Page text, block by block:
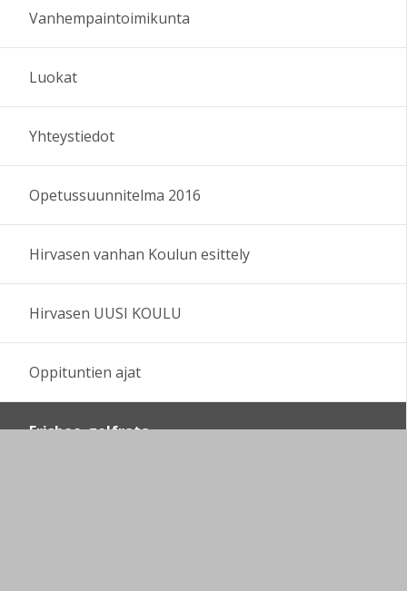
Vanhempaintoimikunta
Luokat
Yhteystiedot
Opetussuunnitelma 2016
Hirvasen vanhan Koulun esittely
Hirvasen UUSI KOULU
Oppituntien ajat
Frisbee-golfrata